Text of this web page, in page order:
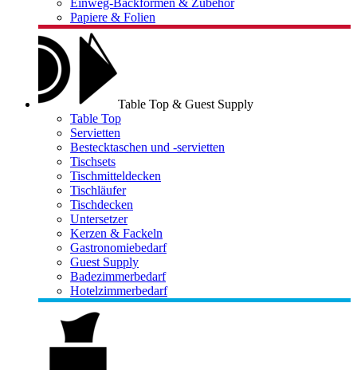
Einweg-Backformen & Zubehör
Papiere & Folien
Table Top & Guest Supply
Table Top
Servietten
Bestecktaschen und -servietten
Tischsets
Tischmitteldecken
Tischläufer
Tischdecken
Untersetzer
Kerzen & Fackeln
Gastronomiebedarf
Guest Supply
Badezimmerbedarf
Hotelzimmerbedarf